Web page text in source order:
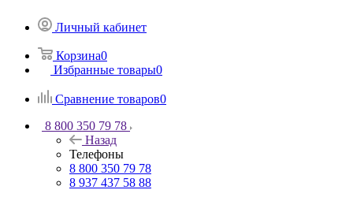
Личный кабинет
Корзина0
Избранные товары0
Сравнение товаров0
8 800 350 79 78
Назад
Телефоны
8 800 350 79 78
8 937 437 58 88